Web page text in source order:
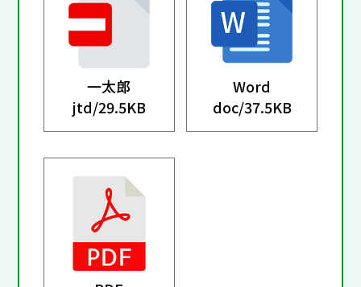
一太郎
jtd/29.5KB
Word
doc/37.5KB